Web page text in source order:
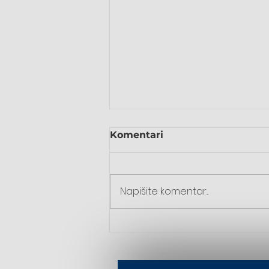
Komentari
Napišite komentar...